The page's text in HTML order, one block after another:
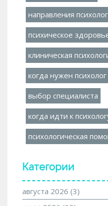
направления
психическое
клиническая
когда нужен психолог
выбор специалиста
когда идти к
психологическая
Категории
августа 2026 (3)